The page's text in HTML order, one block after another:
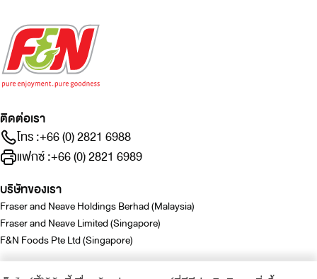
ติดต่อเรา
โทร :+66 (0) 2821 6988
แฟกซ์ :+66 (0) 2821 6989
บริษัทของเรา
Fraser and Neave Holdings Berhad (Malaysia)
Fraser and Neave Limited (Singapore)
F&N Foods Pte Ltd (Singapore)